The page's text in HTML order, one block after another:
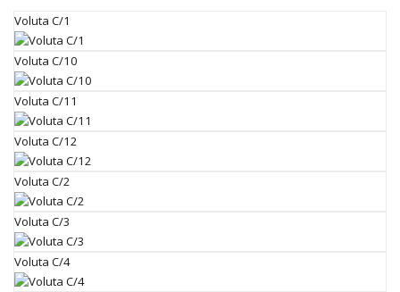
Voluta C/1
Voluta C/10
Voluta C/11
Voluta C/12
Voluta C/2
Voluta C/3
Voluta C/4